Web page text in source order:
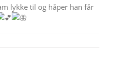
lykke til og håper han får